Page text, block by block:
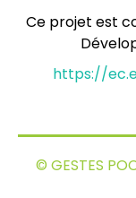
Ce projet est
https://
© GESTES